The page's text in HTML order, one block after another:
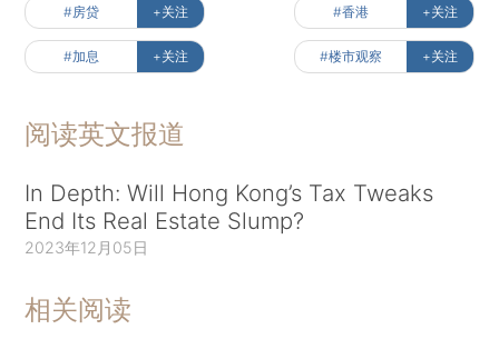
#房贷 +关注 #香港 +关注
#加息 +关注 #楼市观察 +关注
阅读英文报道
In Depth: Will Hong Kong’s Tax Tweaks
End Its Real Estate Slump?
2023年12月05日
相关阅读